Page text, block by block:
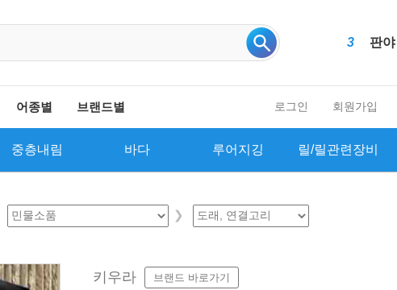
어종별 브랜드별 로그인 회원가입
중층내림 바다 루어지깅 릴/릴관련장비
키우라 브랜드 바로가기